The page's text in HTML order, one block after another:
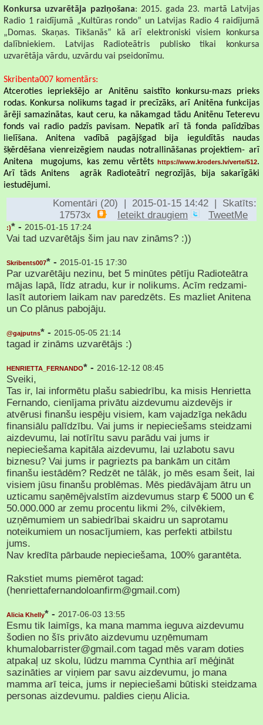
Konkursa uzvarētāja paziņošana: 2015. gada 23. martā Latvijas
Radio 1 raidījumā „Kultūras rondo” un Latvijas Radio 4 raidījumā
„Domas. Skaņas. Tikšanās” kā arī elektroniski visiem konkursa
dalībniekiem. Latvijas Radioteātris publisko tikai konkursa
uzvarētāja vārdu, uzvārdu vai pseidonīmu.
Skribenta007 komentārs:
Atceroties iepriekšējo ar Anitēnu saistīto konkursu-mazs prieks
rodas. Konkursa nolikums tagad ir precīzāks, arī Anitēna funkcijas
ārēji samazinātas, kaut ceru, ka nākamgad tādu Anitēnu Teterevu
fonds vai radio padzīs pavisam. Nepatīk arī tā fonda palīdzības
lielīšana. Anitena vadībā pagājšgad bija ieguldītās naudas
šķērdēšana vienreizēgiem naudas notrallināšanas projektiem- arī
Anitena mugojums, kas zemu vērtēts https://www.kroders.lv/verte/512.
Arī tāds Anitens agrāk Radioteātrī negrozījās, bija sakarīgāki
iestudējumi.
Komentāri (20) | 2015-01-15 14:42 | Skatīts:
17573x
Ieteikt draugiem TweetMe
:)* - 2015-01-15 17:24
Vai tad uzvarētājs šim jau nav zināms? :))
Skribents007* - 2015-01-15 17:30
Par uzvarētāju nezinu, bet 5 minūtes pētīju Radioteātra
mājas lapā, līdz atradu, kur ir nolikums. Acīm redzami-
lasīt autoriem laikam nav paredzēts. Es mazliet Anitena
un Co plānus pabojāju.
@gajputns* - 2015-05-05 21:14
tagad ir zināms uzvarētājs :)
HENRIETTA_FERNANDO* - 2016-12-12 08:45
Sveiki,
Tas ir, lai informētu plašu sabiedrību, ka misis Henrietta
Fernando, cienījama privātu aizdevumu aizdevējs ir
atvērusi finanšu iespēju visiem, kam vajadzīga nekādu
finansiālu palīdzību. Vai jums ir nepieciešams steidzami
aizdevumu, lai notīrītu savu parādu vai jums ir
nepieciešama kapitāla aizdevumu, lai uzlabotu savu
biznesu? Vai jums ir pagriezts pa bankām un citām
finanšu iestādēm? Redzēt ne tālāk, jo mēs esam šeit, lai
visiem jūsu finanšu problēmas. Mēs piedāvājam ātru un
uzticamu saņēmējvalstīm aizdevumus starp € 5000 un €
50.000.000 ar zemu procentu likmi 2%, cilvēkiem,
uzņēmumiem un sabiedrībai skaidru un saprotamu
noteikumiem un nosacījumiem, kas perfekti atbilstu
jums.
Nav kredīta pārbaude nepieciešama, 100% garantēta.
Rakstiet mums piemērot tagad:
(henriettafernandoloanfirm@gmail.com)
Alicia Khelly* - 2017-06-03 13:55
Esmu tik laimīgs, ka mana mamma ieguva aizdevumu
šodien no šīs privāto aizdevumu uzņēmumam
khumalobarrister@gmail.com tagad mēs varam doties
atpakaļ uz skolu, lūdzu mamma Cynthia arī mēģināt
sazināties ar viņiem par savu aizdevumu, jo mana
mamma arī teica, jums ir nepieciešami būtiski steidzama
personas aizdevumu. paldies cieņu Alicia.